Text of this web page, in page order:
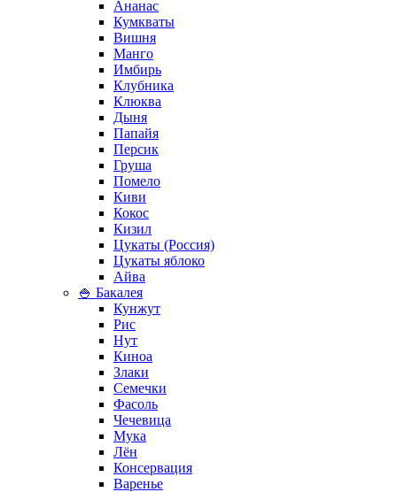
Ананас
Кумкваты
Вишня
Манго
Имбирь
Клубника
Клюква
Дыня
Папайя
Персик
Груша
Помело
Киви
Кокос
Кизил
Цукаты (Россия)
Цукаты яблоко
Айва
🍚 Бакалея
Кунжут
Рис
Нут
Киноа
Злаки
Семечки
Фасоль
Чечевица
Мука
Лён
Консервация
Варенье